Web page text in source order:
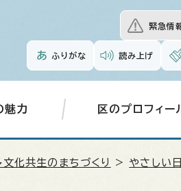
緊急情
ふりがな 読み上げ
魅力 区のプロフィー
文化共生のまちづくり > やさしい